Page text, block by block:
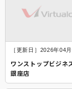
［更新日］2026年04
ワンストップビジネ
銀座店